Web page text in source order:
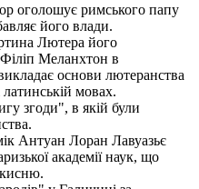
оголошує римського папу
його влади.
Лютера його
Меланхтон в
основи лютеранства
латинській мовах.
згоди", в якій були
Антуан Лоран Лавуазьє
академії наук, що